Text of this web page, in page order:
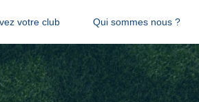
votre club Qui sommes nous ?